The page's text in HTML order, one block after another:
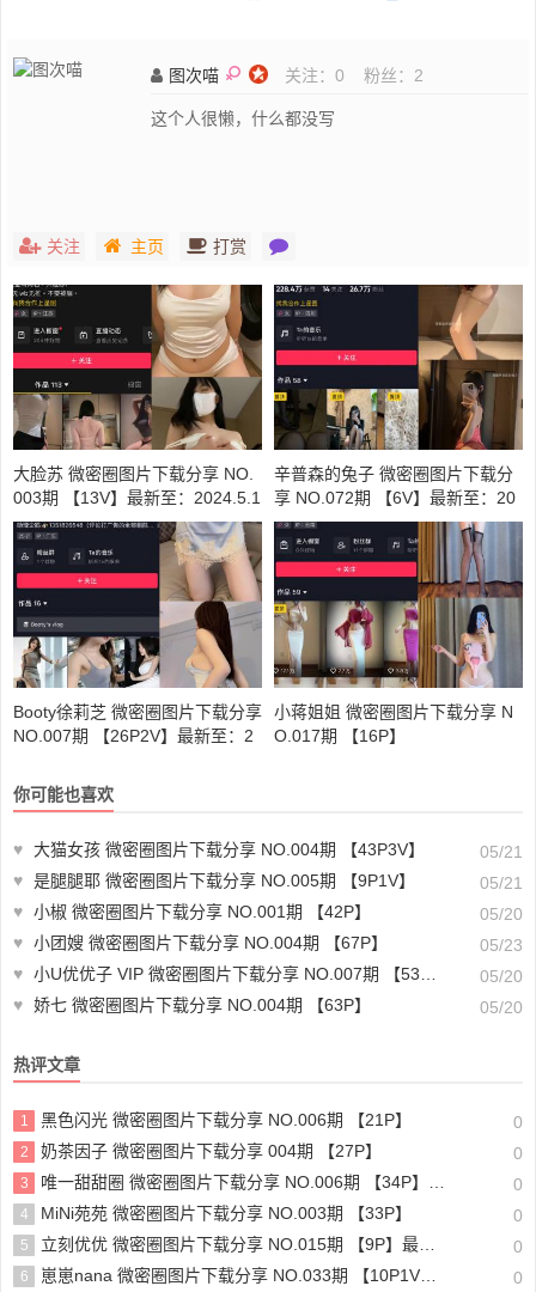
图次喵 关注： 0 粉丝： 2
这个人很懒，什么都没写
关注 主页 打赏
大脸苏 微密圈图片下载分享 NO.
003期 【13V】最新至：2024.5.1
6
辛普森的兔子 微密圈图片下载分
享 NO.072期 【6V】最新至：20
25.2.21
Booty徐莉芝 微密圈图片下载分享
NO.007期 【26P2V】最新至：2
小蒋姐姐 微密圈图片下载分享 N
O.017期 【16P】
你可能也喜欢
♥ 大猫女孩 微密圈图片下载分享 NO.004期 【43P3V】
05/21
♥ 是腿腿耶 微密圈图片下载分享 NO.005期 【9P1V】
05/21
♥ 小椒 微密圈图片下载分享 NO.001期 【42P】
05/20
♥ 小团嫂 微密圈图片下载分享 NO.004期 【67P】
05/23
♥ 小U优优子 VIP 微密圈图片下载分享 NO.007期 【53P】最新
05/20
♥ 娇七 微密圈图片下载分享 NO.004期 【63P】 05/20
热评文章
1 黑色闪光 微密圈图片下载分享 NO.006期 【21P】 0
2 奶茶因子 微密圈图片下载分享 004期 【27P】 0
3 唯一甜甜圈 微密圈图片下载分享 NO.006期 【34P】最新至：2023.10.26 0
4 MiNi苑苑 微密圈图片下载分享 NO.003期 【33P】 0
5 立刻优优 微密圈图片下载分享 NO.015期 【9P】最新至：2025.2.26 0
6 崽崽nana 微密圈图片下载分享 NO.033期 【10P1V】最新至：2023.10.28 0